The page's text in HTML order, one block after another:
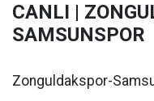
CANLI |
SAMSUNSPOR
Zonguldakspor-